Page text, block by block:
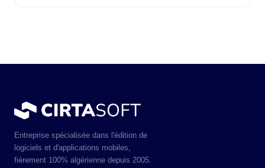
Entreprise spécialisée dans l'édition de
logiciels et d'applications mobiles,
fièrement 100% algérienne depuis 2005.